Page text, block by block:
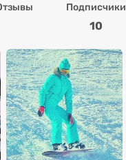
Подписчики
10